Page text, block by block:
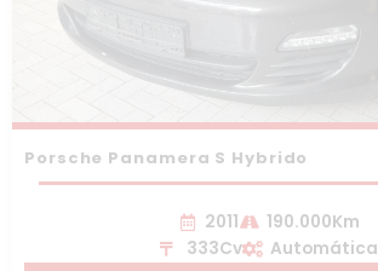
Porsche Panamera S Hybrido
2011
190.000Km
333Cv
Automática